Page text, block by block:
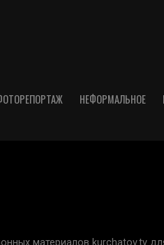
НЕФОРМАЛЬНОЕ
материалов kurchatov.tv